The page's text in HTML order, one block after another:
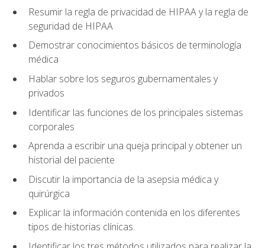
Resumir la regla de privacidad de HIPAA y la regla de
seguridad de HIPAA
Demostrar conocimientos básicos de terminología
médica
Hablar sobre los seguros gubernamentales y
privados
Identificar las funciones de los principales sistemas
corporales
Aprenda a escribir una queja principal y obtener un
historial del paciente
Discutir la importancia de la asepsia médica y
quirúrgica
Explicar la información contenida en los diferentes
tipos de historias clínicas.